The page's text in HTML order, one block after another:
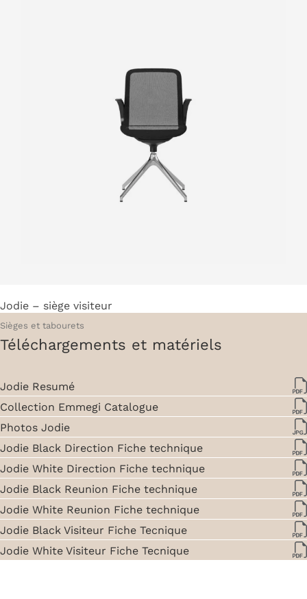
Jodie – siège visiteur
Sièges et tabourets
Téléchargements et matériels
Jodie Resumé
Collection Emmegi Catalogue
Photos Jodie
Jodie Black Direction Fiche technique
Jodie White Direction Fiche technique
Jodie Black Reunion Fiche technique
Jodie White Reunion Fiche technique
Jodie Black Visiteur Fiche Tecnique
Jodie White Visiteur Fiche Tecnique